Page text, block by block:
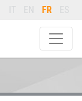
IT EN FR ES